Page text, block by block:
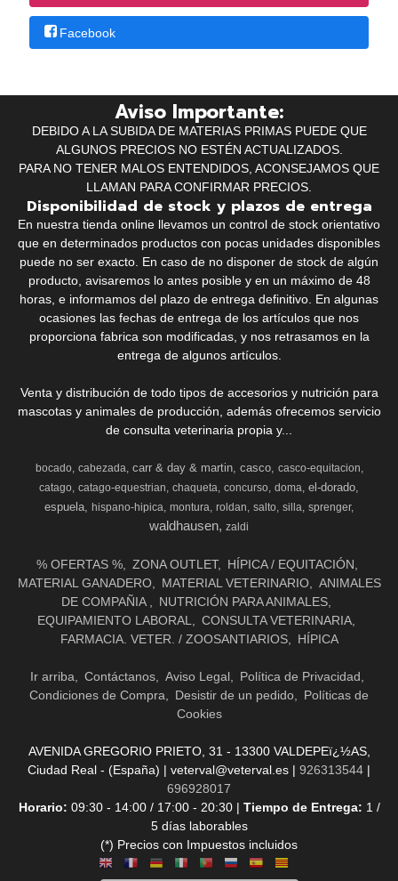
Facebook
Aviso Importante:
DEBIDO A LA SUBIDA DE MATERIAS PRIMAS PUEDE QUE
ALGUNOS PRECIOS NO ESTÉN ACTUALIZADOS.
PARA NO TENER MALOS ENTENDIDOS, ACONSEJAMOS QUE
LLAMAN PARA CONFIRMAR PRECIOS.
Disponibilidad de stock y plazos de entrega
En nuestra tienda online llevamos un control de stock orientativo
que en determinados productos con pocas unidades disponibles
puede no ser exacto. En caso de no disponer de stock de algún
producto, avisaremos lo antes posible y en un máximo de 48
horas, e informamos del plazo de entrega definitivo. En algunas
ocasiones las fechas de entrega de los artículos que nos
proporciona fabrica son modificadas, y nos retrasamos en la
entrega de algunos artículos.
Venta y distribución de todo tipos de accesorios y nutrición para
mascotas y animales de producción, además ofrecemos servicio
de consulta veterinaria propia y...
bocado cabezada carr & day & martin casco
casco-equitacion
catago catago-equestrian chaqueta concurso doma el-dorado
espuela
hispano-hipica montura roldan salto silla sprenger
waldhausen zaldi
% OFERTAS % ZONA OUTLET
HÍPICA / EQUITACIÓN
MATERIAL GANADERO
MATERIAL VETERINARIO
ANIMALES
DE COMPAÑIA
NUTRICIÓN PARA ANIMALES
EQUIPAMIENTO LABORAL
CONSULTA VETERINARIA
FARMACIA. VETER. / ZOOSANTIARIOS
HÍPICA
Ir arriba Contáctanos Aviso Legal
Política de Privacidad
Condiciones de Compra
Desistir de un pedido
Políticas de
Cookies
AVENIDA GREGORIO PRIETO, 31 - 13300 VALDEPEï¿½AS,
Ciudad Real - (España) | veterval@veterval.es | 926313544 |
696928017
Horario: 09:30 - 14:00 / 17:00 - 20:30 | Tiempo de Entrega: 1 /
5 días laborables
(*) Precios con Impuestos incluidos